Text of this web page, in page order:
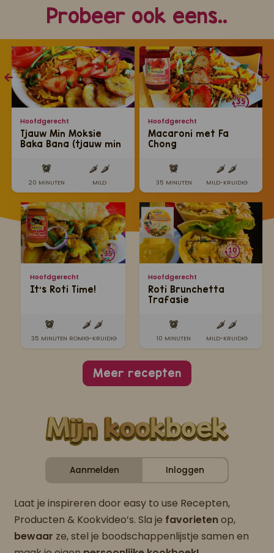
Probeer ook eens..
Hoofdgerecht
Tjauw Min Moksie
Baka Bana (tjauw min
gebakken banaan)
20 MINUTEN MILD
Hoofdgerecht
It's Roti Time!
35 MINUTEN ROMIG-KRUIDIG
Hoofdgerecht
Macaroni met Fa
Chong
35 MINUTEN MILD-KRUIDIG
Hoofdgerecht
Roti Brunchetta
Trafasie
10 MINUTEN MILD-KRUIDIG
Meer recepten
Aanmelden Inloggen
Laat je inspireren door easy to use Recepten,
Producten & Kookvideo’s. Sla je favorietenop,
bewaar ze, stel je boodschappenlijstje samen en